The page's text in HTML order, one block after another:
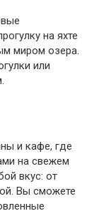
на яхте
миром озера.
или
и кафе, где
на свежем
вкус: от
Вы сможете